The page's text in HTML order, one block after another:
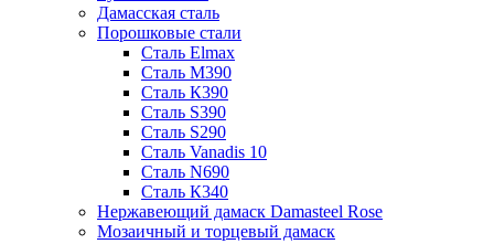
Дамасская сталь
Порошковые стали
Сталь Elmax
Сталь М390
Сталь К390
Сталь S390
Сталь S290
Сталь Vanadis 10
Сталь N690
Сталь К340
Нержавеющий дамаск Damasteel Rose
Мозаичный и торцевый дамаск